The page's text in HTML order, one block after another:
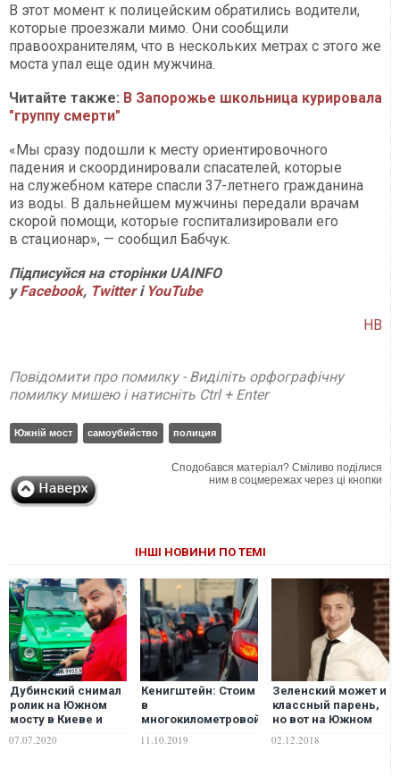
В этот момент к полицейским обратились водители,
которые проезжали мимо. Они сообщили
правоохранителям, что в нескольких метрах с этого же
моста упал еще один мужчина.
Читайте также: В Запорожье школьница курировала
"группу смерти"
«Мы сразу подошли к месту ориентировочного
падения и скоординировали спасателей, которые
на служебном катере спасли 37-летнего гражданина
из воды. В дальнейшем мужчины передали врачам
скорой помощи, которые госпитализировали его
в стационар», — сообщил Бабчук.
Підписуйся на сторінки UAINFO
уFacebook, Twitterі YouTube
НВ
Повідомити про помилку - Виділіть орфографічну
помилку мишею і натисніть Ctrl + Enter
Южній мост самоубийство полиция
Сподобався матеріал? Сміливо поділися
ним в соцмережах через ці кнопки
ІНШІ НОВИНИ ПО ТЕМІ
Дубинский снимал
ролик на Южном
мосту в Киеве и
пробку
07.07.2020
Кенигштейн: Стоим
в
многокилометровой
что Киев – это
11.10.2019
Зеленский может и
классный парень,
но вот на Южном
место, – мнение
02.12.2018